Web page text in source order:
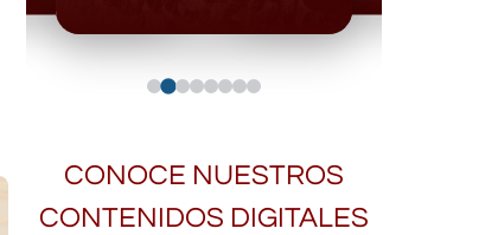
CONOCE NUESTROS
CONTENIDOS DIGITALES